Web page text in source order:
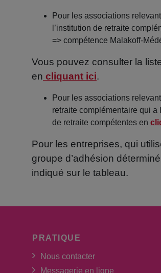
Pour les associations
l’institution de retraite
=> compétence Malakoff-
Vous pouvez consulter la
en cliquant ici.
Pour les associations
retraite complémentaire qui
de retraite compétentes en
Pour les entreprises, qui
groupe d’adhésion
indiqué sur le tableau.
PRATIQUE
Nous contacter
Messagerie en ligne